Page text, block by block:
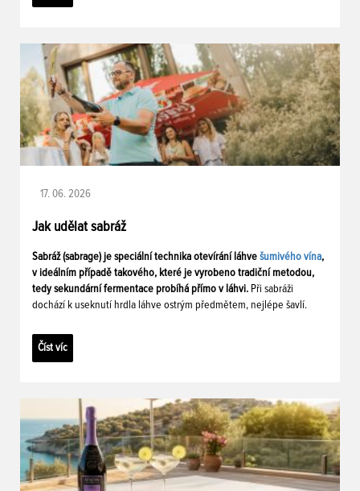
17. 06. 2026
Jak udělat sabráž
Sabráž (sabrage) je speciální technika otevírání láhve šumivého vína,
v ideálním případě takového, které je vyrobeno tradiční metodou,
tedy sekundární fermentace probíhá přímo v láhvi. Při sabráži
dochází k useknutí hrdla láhve ostrým předmětem, nejlépe šavlí.
Číst víc